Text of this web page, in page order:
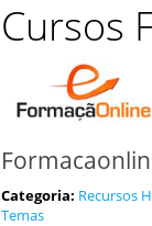
Cursos
Categoria: Recursos
Temas